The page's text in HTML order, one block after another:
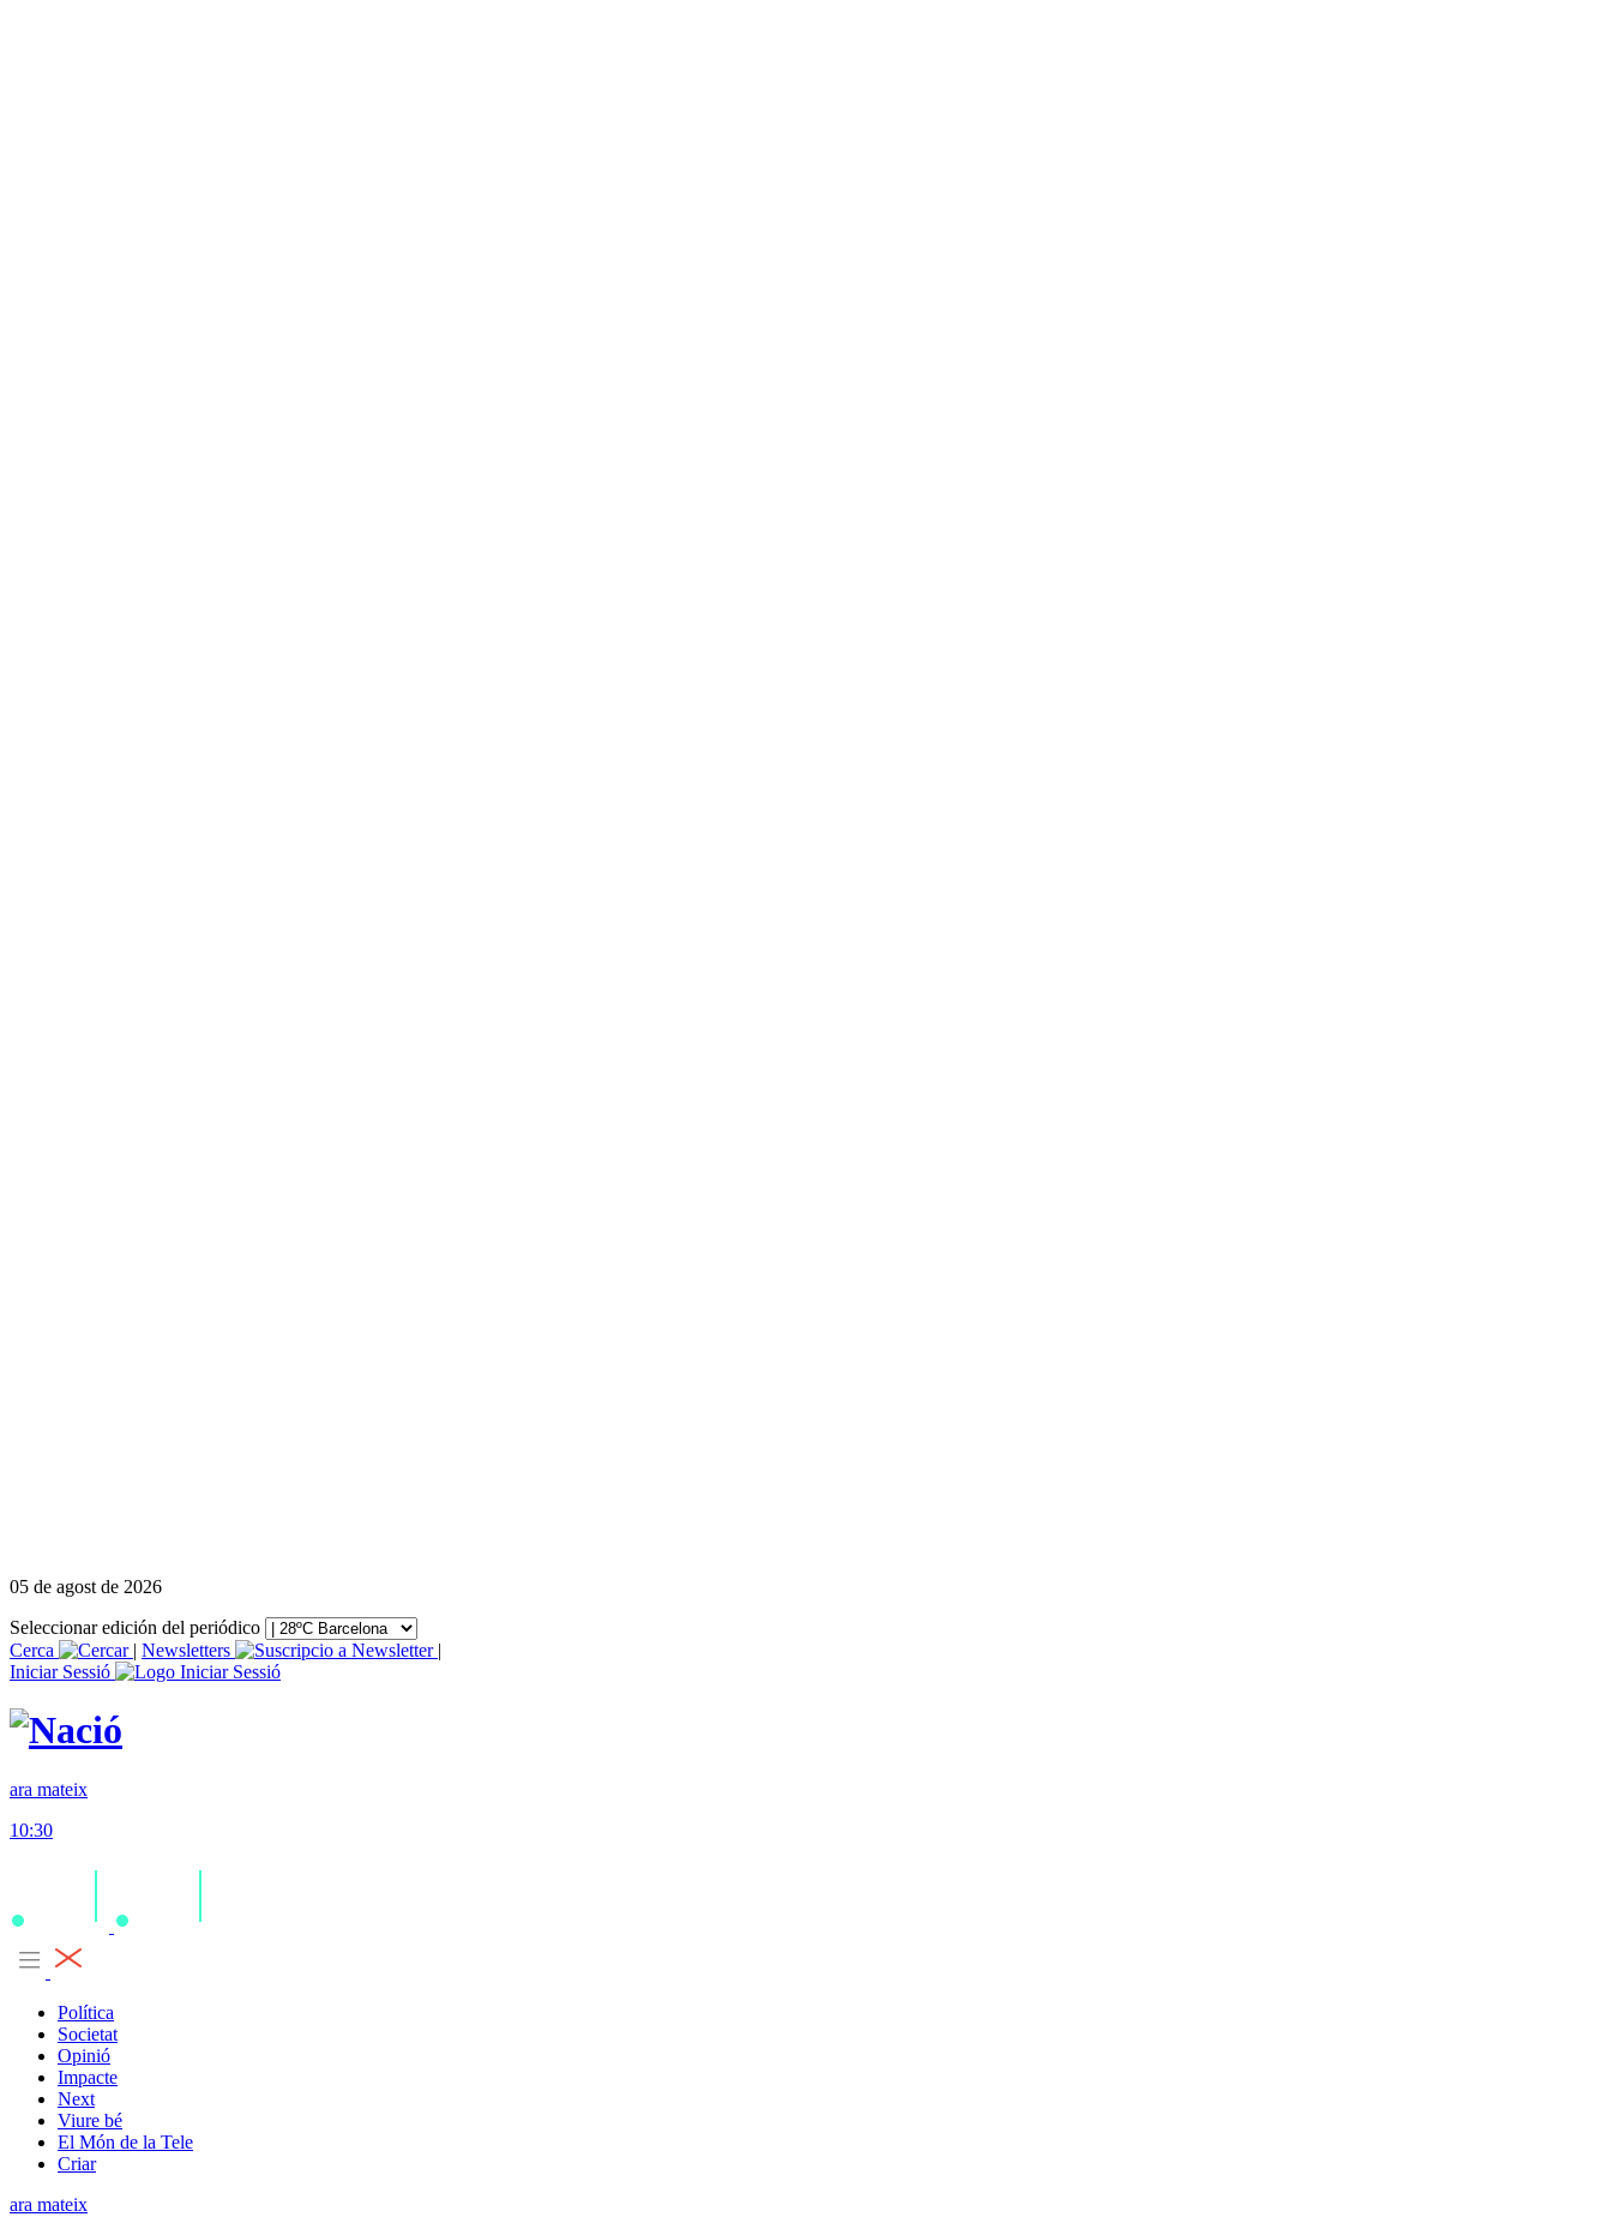
05 de agost de 2026
Seleccionar edición del periódico
Cerca
| Newsletters
|
Iniciar Sessió
ara mateix
10:30
Política
Societat
Opinió
Impacte
Next
Viure bé
El Món de la Tele
Criar
ara mateix